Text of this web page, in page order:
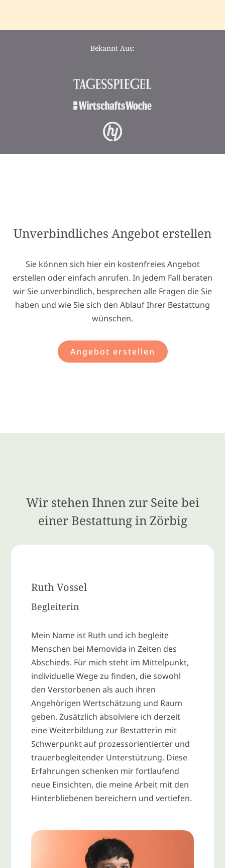
Bekannt Aus:
Unverbindliches Angebot erstellen
Sie können sich hier ein kostenfreies Angebot
erstellen oder einfach anrufen. In jedem Fall beraten
wir Sie unverbindlich, besprechen alle Fragen die Sie
haben und wie Sie sich den Ablauf Ihrer Bestattung
wünschen.
Angebot erstellen
Wir stehen Ihnen zur Seite bei
einer Bestattung in Zörbig
Ruth Vossel
Begleiterin
Mein Name ist Ruth und ich begleite
Menschen bei Memovida in Zeiten des
Abschieds. Für mich steht im Mittelpunkt,
individuelle Wege zu finden, die sowohl
den Verstorbenen als auch ihren
Angehörigen Wertschätzung und Raum
geben. Zusätzlich absolviere ich derzeit
eine Weiterbildung zur Bestatterin mit
Schwerpunkt auf prozessorientierter und
trauerbegleitender Unterstützung. Diese
Erfahrungen schenken mir fortlaufend
neue Einsichten, die meine Arbeit mit den
Hinterbliebenen bereichern und vertiefen.